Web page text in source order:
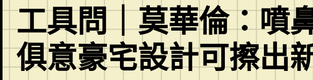
工具問｜莫華倫：噴
俱意豪宅設計可擦出